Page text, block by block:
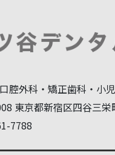
腔外科・矯正歯科・小
東京都新宿区四谷三
7788